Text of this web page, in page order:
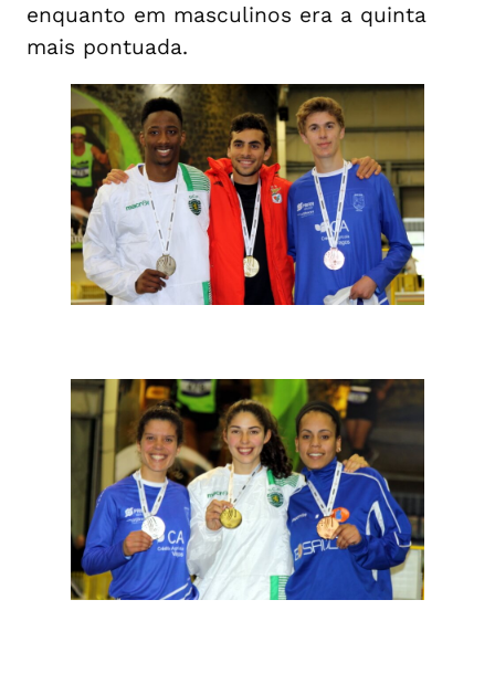
enquanto em masculinos era a quinta
mais pontuada.